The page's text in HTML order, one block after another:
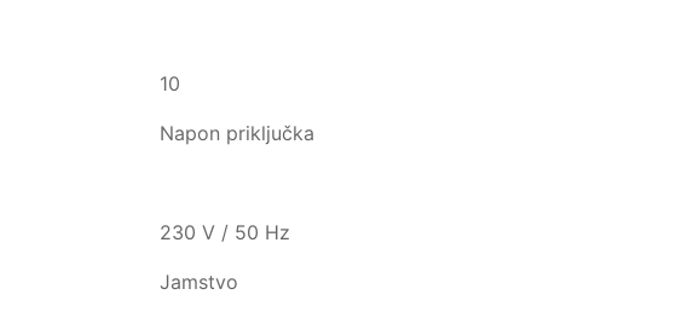
10
Napon priključka
230 V / 50 Hz
Jamstvo